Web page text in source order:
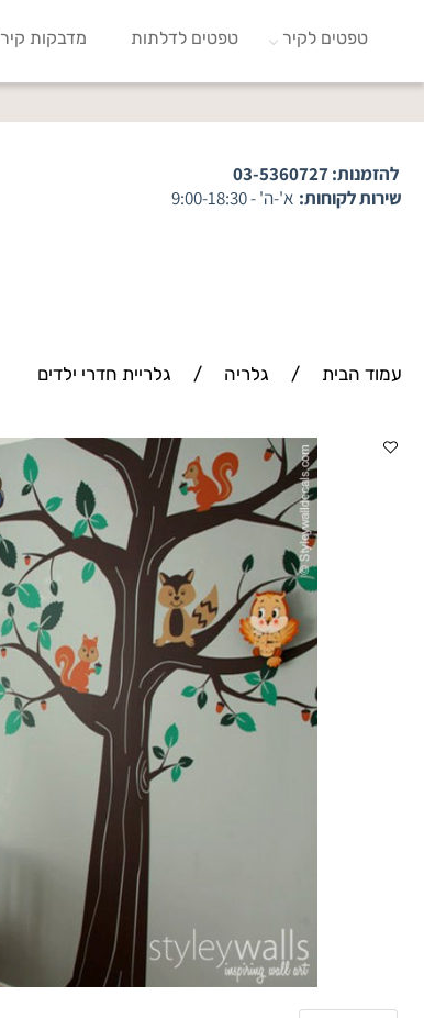
להזמנות:03-5360727
שירות לקוחות: א'-ה' - 9:00-18:30
טפטים לקיר טפטים לדלתות מדבקות קיר
עמוד הבית / גלריה / גלריית חדרי ילדים